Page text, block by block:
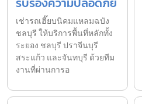
เช่ารถเฮี๊ยบนิคมแหลมฉบัง
ชลบุรี ให้บริการพื้นที่หลักทั้ง
ระยอง ชลบุรี ปราจีนบุรี
สระแก้ว และจันทบุรี ด้วยทีม
งานที่ผ่านการอ